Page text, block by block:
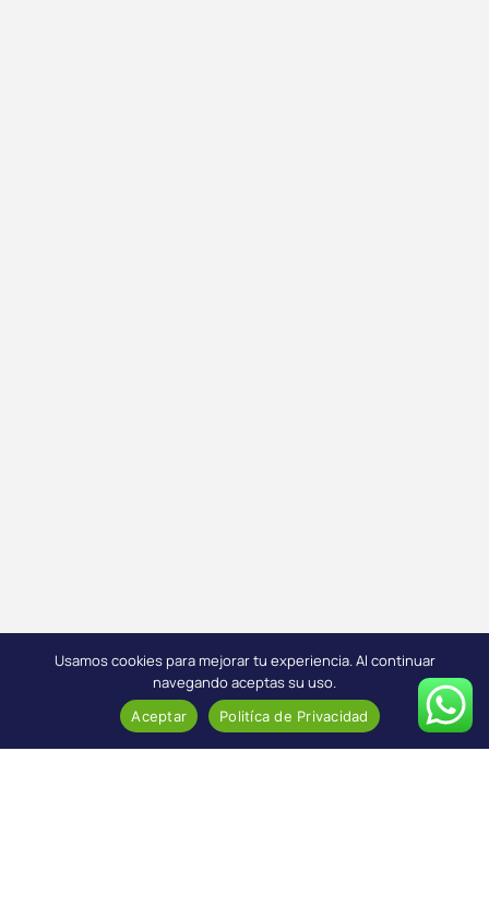
Usamos cookies para mejorar tu experiencia. Al continuar
navegando aceptas su uso.
Aceptar Politíca de Privacidad